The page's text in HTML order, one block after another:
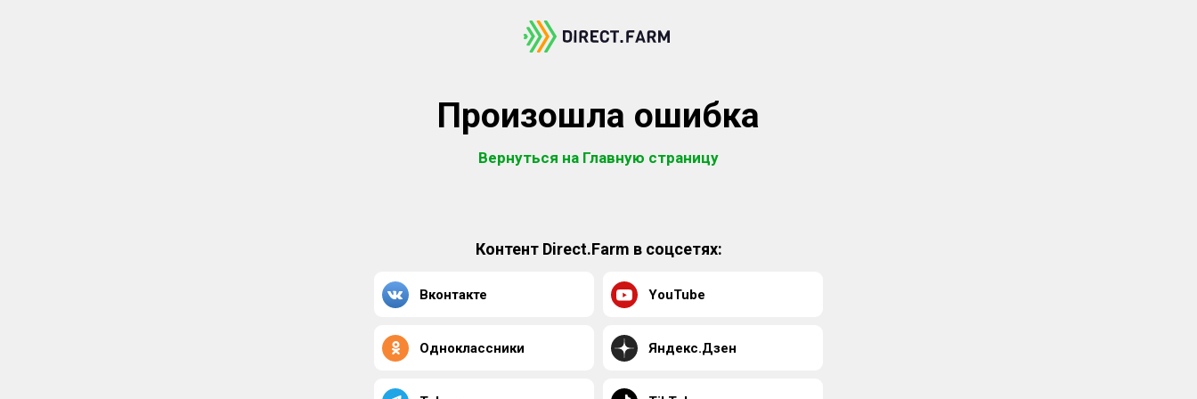
Произошла ошибка
Вернуться на Главную страницу
Контент Direct.Farm в соцсетях:
Вконтакте YouTube
Одноклассники Яндекс.Дзен